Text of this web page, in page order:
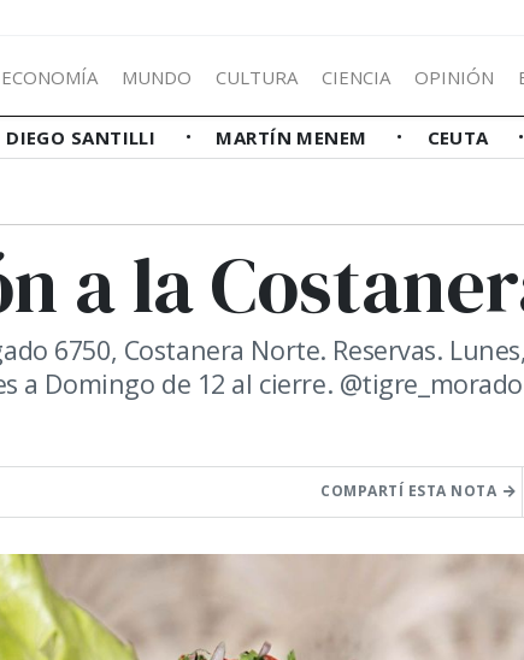
ECONOMÍA MUNDO CULTURA CIENCIA OPINIÓN
DIEGO SANTILLI MARTÍN MENEM CEUTA
a la
6750, Costanera Norte. Reservas.
a Domingo de 12 al cierre.
COMPARTÍ ESTA NOTA